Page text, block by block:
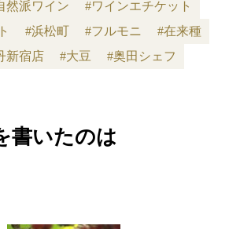
然派ワイン
#ワインエチケット
#浜松町 #フルモニ
#在来種
新宿店 #大豆 #奥田シェフ
書いたのは